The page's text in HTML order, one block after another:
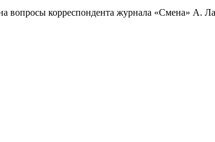
вопросы корреспондента журнала «Смена» А.